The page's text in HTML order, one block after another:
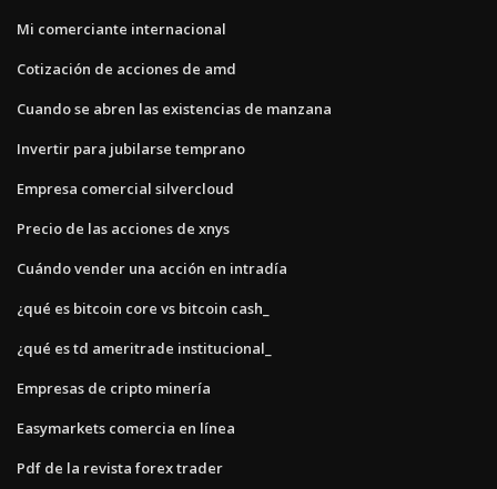
Mi comerciante internacional
Cotización de acciones de amd
Cuando se abren las existencias de manzana
Invertir para jubilarse temprano
Empresa comercial silvercloud
Precio de las acciones de xnys
Cuándo vender una acción en intradía
¿qué es bitcoin core vs bitcoin cash_
¿qué es td ameritrade institucional_
Empresas de cripto minería
Easymarkets comercia en línea
Pdf de la revista forex trader